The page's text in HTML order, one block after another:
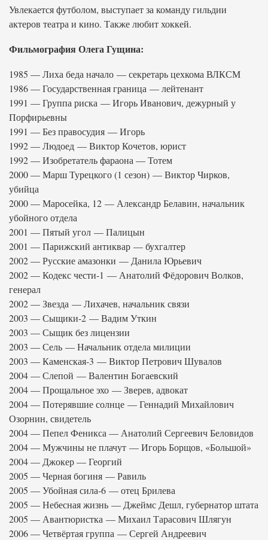
Увлекается футболом, выступает за команду гильдии
актеров театра и кино. Также любит хоккей.
Фильмография Олега Гущина:
1985 — Лиха беда начало — секретарь цехкома ВЛКСМ
1986 — Государственная граница — лейтенант
1991 — Группа риска — Игорь Иванович, дежурный у
Порфирьевны
1991 — Без правосудия — Игорь
1992 — Людоед — Виктор Кочетов, юрист
1992 — Изобретатель фараона — Тотем
2000 — Марш Турецкого (1 сезон) — Виктор Чирков,
убийца
2000 — Маросейка, 12 — Александр Белавин, начальник
убойного отдела
2001 — Пятый угол — Палицын
2001 — Парижский антиквар — бухгалтер
2002 — Русские амазонки — Данила Юрьевич
2002 — Кодекс чести-1 — Анатолий Фёдорович Волков,
генерал
2002 — Звезда — Лихачев, начальник связи
2003 — Сыщики-2 — Вадим Уткин
2003 — Сыщик без лицензии
2003 — Сель — Начальник отдела милиции
2003 — Каменская-3 — Виктор Петрович Шувалов
2004 — Слепой — Валентин Богаевский
2004 — Прощальное эхо — Зверев, адвокат
2004 — Потерявшие солнце — Геннадий Михайлович
Озорнин, свидетель
2004 — Пепел Феникса — Анатолий Сергеевич Беловидов
2004 — Мужчины не плачут — Игорь Борщов, «Большой»
2004 — Джокер — Георгий
2005 — Черная богиня — Равиль
2005 — Убойная сила-6 — отец Брилева
2005 — Небесная жизнь — Джеймс Дешл, губернатор штата
2005 — Авантюристка — Михаил Тарасович Шлягун
2006 — Четвёртая группа — Сергей Андреевич